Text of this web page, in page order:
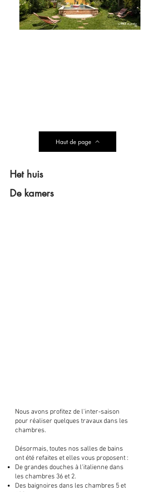
Haut de page
De kamers
Nous avons profitez de l'inter-saison
pour réaliser quelques travaux dans les
chambres.
Désormais, toutes nos salles de bains
ont été refaites et elles vous proposent :
De grandes douches à l'italienne dans
les chambres 36 et 2.
Des baignoires dans les chambres 5 et
Het huis